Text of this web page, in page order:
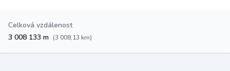
Celková vzdálenost
3 008 133 m (3 008,13 km)